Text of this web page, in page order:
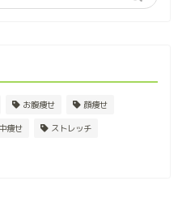
お腹痩せ 顔痩せ
痩せ ストレッチ